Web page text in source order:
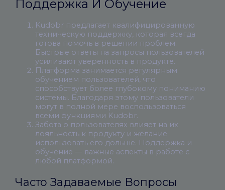
Поддержка И Обучение
Kudobr предлагает квалифицированную
техническую поддержку, которая всегда
готова помочь в решении проблем.
Быстрые ответы на запросы пользователей
усиливают уверенность в продукте.
Платформа занимается регулярным
обучением пользователей, что
способствует более глубокому пониманию
системы. Благодаря этому пользователи
могут в полной мере воспользоваться
всеми функциями Kudobr.
Забота о пользователях влияет на их
лояльность к продукту и желание
использовать его дольше. Поддержка и
обучение — важные аспекты в работе с
любой платформой.
Часто Задаваемые Вопросы